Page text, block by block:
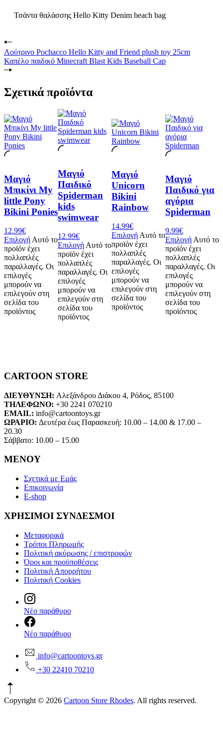
Τσάντα θαλάσσης Hello Kitty Denim beach bag
Λούτρινο Pochacco Hello Kitty and Friend plush toy 25cm
Καπέλο παιδικό Minecraft Blast Kids Baseball Cap
Σχετικά προϊόντα
Μαγιό
Μπικίνι My
little Pony
Bikini Ponies
12.99€
Επιλογή Αυτό το
προϊόν έχει
πολλαπλές
παραλλαγές. Οι
επιλογές
μπορούν να
επιλεγούν στη
σελίδα του
προϊόντος
Μαγιό
Παιδικό
Spiderman
kids
swimwear
12.99€
Επιλογή Αυτό το
προϊόν έχει
πολλαπλές
παραλλαγές. Οι
επιλογές
μπορούν να
επιλεγούν στη
σελίδα του
προϊόντος
Μαγιό
Unicorn
Bikini
Rainbow
14.99€
Επιλογή Αυτό το
προϊόν έχει
πολλαπλές
παραλλαγές. Οι
επιλογές
μπορούν να
επιλεγούν στη
σελίδα του
προϊόντος
Μαγιό
Παιδικό για
αγόρια
Spiderman
9.99€
Επιλογή Αυτό το
προϊόν έχει
πολλαπλές
παραλλαγές. Οι
επιλογές
μπορούν να
επιλεγούν στη
σελίδα του
προϊόντος
CARTOON STORE
ΔΙΕΥΘΥΝΣΗ: Αλεξάνδρου Διάκου 4, Ρόδος, 85100
ΤΗΛΕΦΩΝΟ: +30 2241 070210
EMAIL: info@cartoontoys.gr
ΩΡΑΡΙΟ: Δευτέρα έως Παρασκευή: 10.00 – 14.00 & 17.00 –
20.30
Σάββατο: 10.00 – 15.00
ΜΕΝΟΥ
Σχετικά με Εμάς
Επικοινωνία
E-shop
ΧΡΗΣΙΜΟΙ ΣΥΝΔΕΣΜΟΙ
Μεταφορικά
Τρόποι Πληρωμής
Πολιτική ακύρωσης / επιστροφών
Όροι και προϋποθέσεις
Πολιτική Απορρήτου
Πολιτική Cookies
Νέο παράθυρο
Νέο παράθυρο
info@cartoontoys.gr
+30 22410 70210
Copyright © 2026 Cartoon Store Rhodes. All rights reserved.